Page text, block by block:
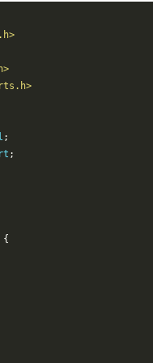
sage=%d\n"
;
;
{